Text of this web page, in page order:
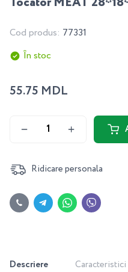
Cod produs: 77331
În stoc
55.75 MDL
Ridicare personala
Descriere Caracteristici